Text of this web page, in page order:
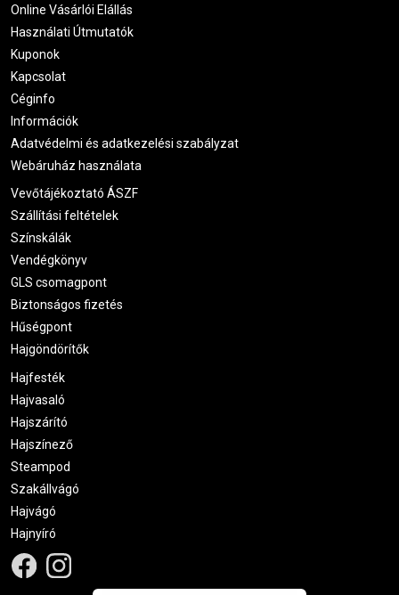
Online Vásárlói Elállás
Használati Útmutatók
Kuponok
Kapcsolat
Céginfo
Információk
Adatvédelmi és adatkezelési szabályzat
Webáruház használata
Vevőtájékoztató ÁSZF
Szállítási feltételek
Színskálák
Vendégkönyv
GLS csomagpont
Biztonságos fizetés
Hűségpont
Hajgöndörítők
Hajfesték
Hajvasaló
Hajszárító
Hajszínező
Steampod
Szakállvágó
Hajvágó
Hajnyíró